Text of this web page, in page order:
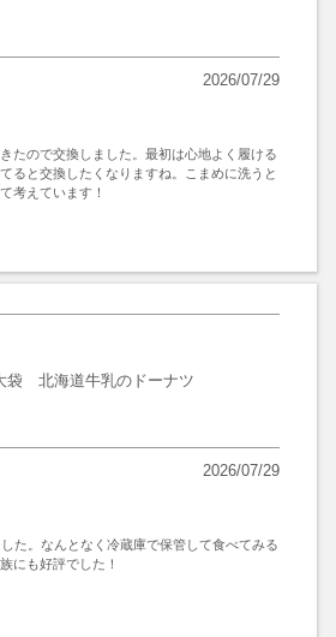
2026/07/29
たので交換しました。最初は心地よく履ける
ると交換したくなりますね。こまめに洗うと
考えています！
袋 北海道牛乳のドーナツ
2026/07/29
た。なんとなく冷蔵庫で保管して食べてみる
にも好評でした！